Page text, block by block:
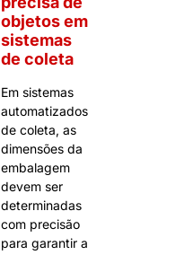
objetos em
sistemas
de coleta
Em sistemas
automatizados
de coleta, as
dimensões da
embalagem
devem ser
determinadas
com precisão
para garantir a